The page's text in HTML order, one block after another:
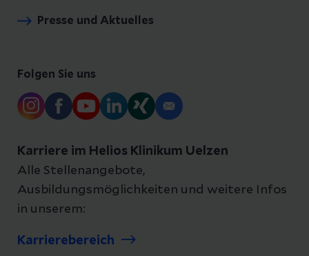
Presse und Aktuelles
Folgen Sie uns
Karriere im Helios Klinikum Uelzen
Alle Stellenangebote,
Ausbildungsmöglichkeiten und weitere Infos
in unserem:
Karrierebereich